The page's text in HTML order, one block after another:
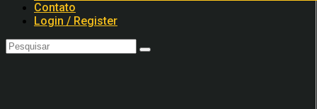
Contato
Login / Register